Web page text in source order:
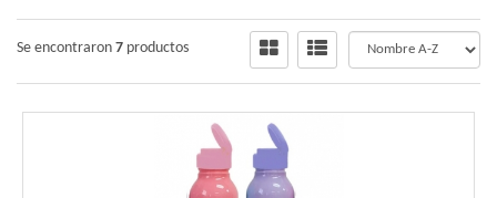
Se encontraron 7 productos